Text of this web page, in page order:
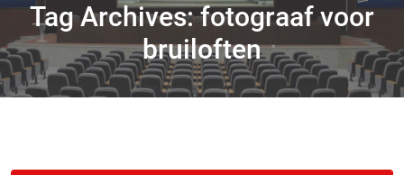
Tag Archives: fotograaf voor
bruiloften